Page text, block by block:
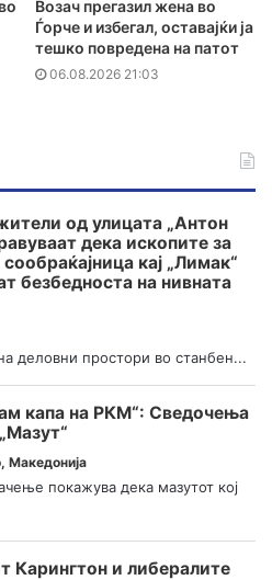
Возач прегазил жена во
Ѓорче и избегал, оставајќи ја
тешко повредена на патот
06.08.2026 21:03
од улицата „Антон
дека ископите за
кај „Лимак“
безбедноста на нивната
деловни простори во станбен...
капа на РКМ“: Сведочења
, Македонија
покажува дека мазутот кој
Карингтон и либералите